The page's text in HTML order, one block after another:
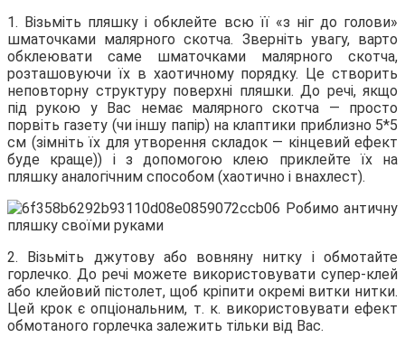
1. Візьміть пляшку і обклейте всю її «з ніг до голови»
шматочками малярного скотча. Зверніть увагу, варто
обклеювати саме шматочками малярного скотча,
розташовуючи їх в хаотичному порядку. Це створить
неповторну структуру поверхні пляшки. До речі, якщо
під рукою у Вас немає малярного скотча — просто
порвіть газету (чи іншу папір) на клаптики приблизно 5*5
см (зімніть їх для утворення складок — кінцевий ефект
буде краще)) і з допомогою клею приклейте їх на
пляшку аналогічним способом (хаотично і внахлест).
2. Візьміть джутову або вовняну нитку і обмотайте
горлечко. До речі можете використовувати супер-клей
або клейовий пістолет, щоб кріпити окремі витки нитки.
Цей крок є опціональним, т. к. використовувати ефект
обмотаного горлечка залежить тільки від Вас.